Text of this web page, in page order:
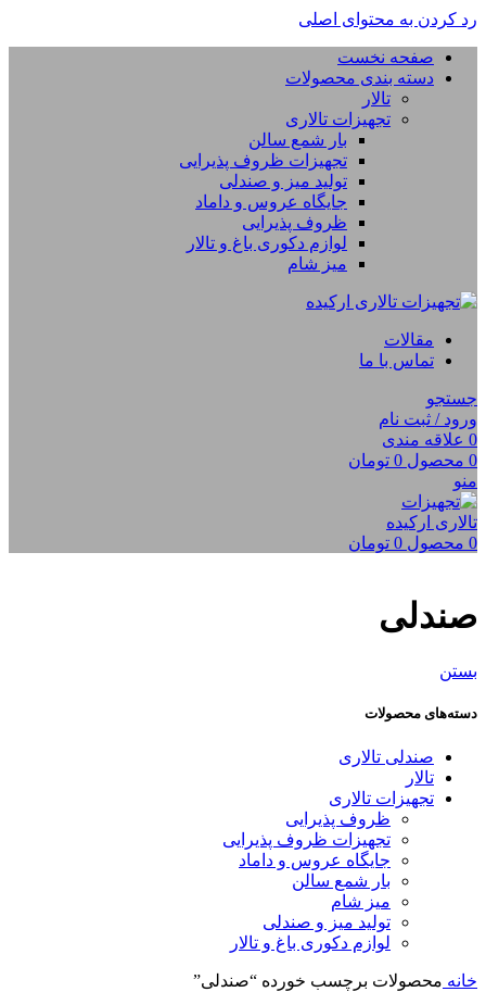
رد کردن به محتوای اصلی
صفحه نخست
دسته بندی محصولات
تالار
تجهیزات تالاری
بار شمع سالن
تجهیزات ظروف پذیرایی
تولید میز و صندلی
جایگاه عروس و داماد
ظروف پذیرایی
لوازم دکوری باغ و تالار
میز شام
مقالات
تماس با ما
جستجو
ورود / ثبت نام
0 علاقه مندی
0 محصول 0 تومان
منو
0 محصول 0 تومان
صندلی
بستن
دسته‌های محصولات
صندلی تالاری
تالار
تجهیزات تالاری
ظروف پذیرایی
تجهیزات ظروف پذیرایی
جایگاه عروس و داماد
بار شمع سالن
میز شام
تولید میز و صندلی
لوازم دکوری باغ و تالار
خانه محصولات برچسب خورده “صندلی”